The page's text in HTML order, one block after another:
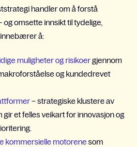
handler om å forstå
og omsette innsikt til tydelige,
innebærer å:
muligheter og risikoergjennom
og kundedrevet
– strategiske klustere av
gir et felles veikart for innovasjon og
kommersielle motorenesom